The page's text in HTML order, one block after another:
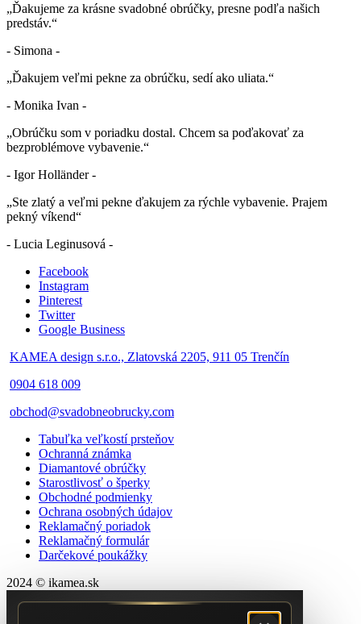
„Ďakujeme za krásne svadobné obrúčky, presne podľa našich
predstáv.“
- Simona -
„Ďakujem veľmi pekne za obrúčku, sedí ako uliata.“
- Monika Ivan -
„Obrúčku som v poriadku dostal. Chcem sa poďakovať za
bezproblémove vybavenie.“
- Igor Holländer -
„Ste zlatý a veľmi pekne ďakujem za rýchle vybavenie. Prajem
pekný víkend“
- Lucia Leginusová -
Facebook
Instagram
Pinterest
Twitter
Google Business
KAMEA design s.r.o., Zlatovská 2205, 911 05 Trenčín
0904 618 009
obchod@svadobneobrucky.com
Tabuľka veľkostí prsteňov
Ochranná známka
Diamantové obrúčky
Starostlivosť o šperky
Obchodné podmienky
Ochrana osobných údajov
Reklamačný poriadok
Reklamačný formulár
Darčekové poukážky
2024 © ikamea.sk